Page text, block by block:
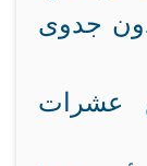
دون جدوى
عشرات